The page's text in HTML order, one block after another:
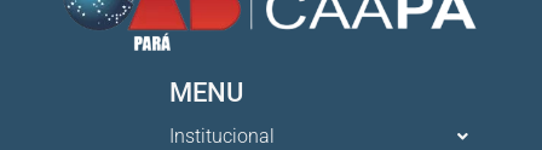
MENU
Institucional